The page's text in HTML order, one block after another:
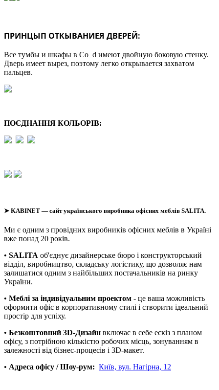
ПРИНЦЫП ОТКЫВАНИЕЯ ДВЕРЕЙ:
Все тумбы и шкафы в Co_d имеют двойную боковую стенку.
Дверь имеет вырез, поэтому легко открывается захватом
пальцев.
ПОЄДНАННЯ КОЛЬОРІВ:
➤ KABINET — сайт українського виробника офісних меблів SALITA.
Ми є одним з провідних виробників офісних меблів в Україні
вже понад 20 років.
• SALITA об'єднує дизайнерське бюро і конструкторський
відділ, виробництво, складську логістику, що дозволяє нам
залишатися одним з найбільших постачальників на ринку
України.
• Меблі за індивідуальним проектом - це ваша можливість
оформити офіс в корпоративному стилі і створити ідеальний
простір для успіху.
• Безкоштовний 3D-Дизайн включає в себе ескіз з планом
офісу, з потрібною кількістю робочих місць, зонуванням в
залежності від бізнес-процесів і 3D-макет.
• Адреса офісу / Шоу-рум: Київ, вул. Нагірна, 12